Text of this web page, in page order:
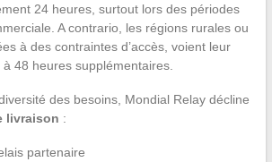
24 heures, surtout lors des périodes
A contrario, les régions rurales ou
à des contraintes d’accès, voient leur
48 heures supplémentaires.
des besoins, Mondial Relay décline
livraison :
partenaire